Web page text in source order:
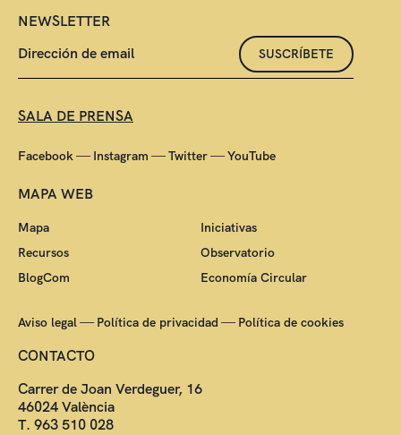
NEWSLETTER
SUSCRÍBETE
SALA DE PRENSA
Facebook —Instagram —Twitter—YouTube
MAPA WEB
Mapa
Iniciativas
Recursos
Observatorio
BlogCom
Economía Circular
Aviso legal—Política de privacidad —Política de cookies
CONTACTO
Carrer de Joan Verdeguer, 16
46024 València
T. 963 510 028